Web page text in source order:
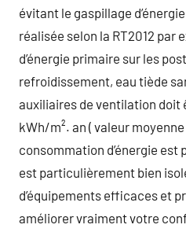
évitant le gaspillage
réalisée selon la RT2012 par
d’énergie primaire sur les
refroidissement, eau tiède
auxiliaires de ventilation doit
kWh/m². an ( valeur
consommation d’énergie est
est particulièrement bien
d’équipements efficaces et
améliorer vraiment votre